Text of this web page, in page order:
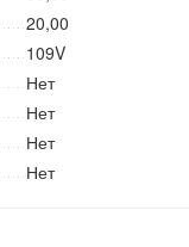
20,00
109V
Нет
Нет
Нет
Нет